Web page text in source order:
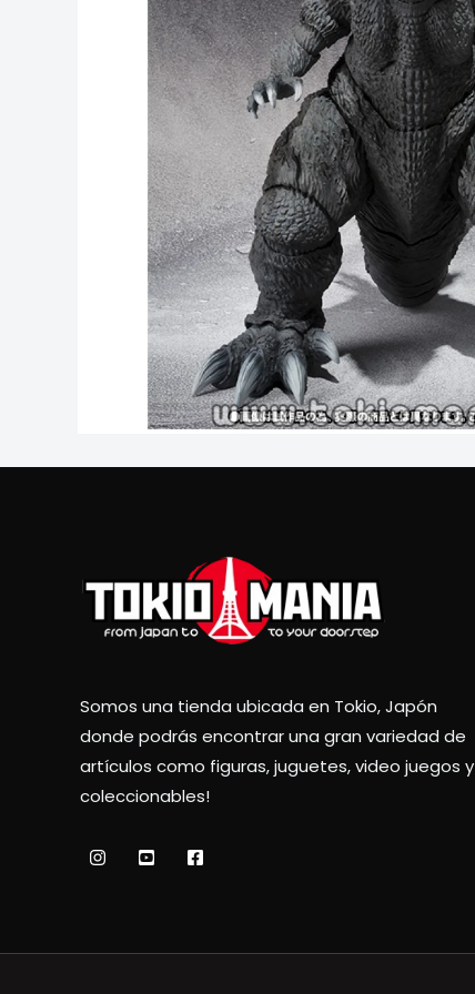
Somos una tienda ubicada en Tokio, Japón
donde podrás encontrar una gran variedad de
artículos como figuras, juguetes, video juegos y
coleccionables!